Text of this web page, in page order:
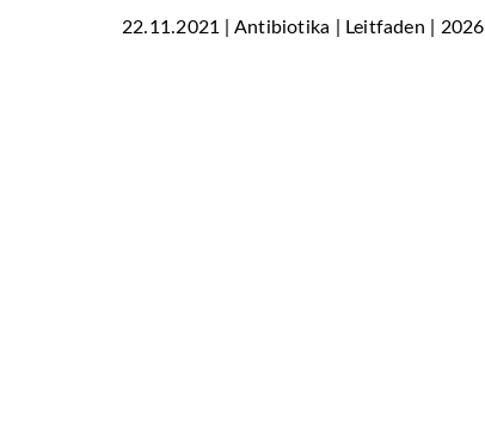
22.11.2021 | Antibiotika | Leitfaden | 2026